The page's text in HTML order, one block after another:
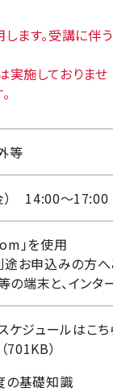
ます。受講に伴う
施しておりませ
等
） 14:00～17:00
」を使用
お申込みの方へご
の端末と、インター
ケジュールはこちら
（701KB）
の基礎知識